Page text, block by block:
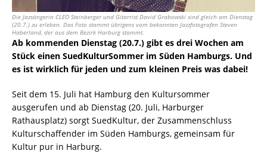
Die Jazsängerin CLEO Steinberger und Gitarrist David Grabowski sind gleich am Dienstag
(20.7.) zu erleben. Das Foto stammt übrigens vom bekannten Jazzfotografen Steven
Haberland, der aus dem Bezirk Harburg stammt.
Ab kommenden Dienstag (20.7.) gibt es drei Wochen am
Stück einen SuedKulturSommer im Süden Hamburgs. Und
es ist wirklich für jeden und zum kleinen Preis was dabei!
Seit dem 15. Juli hat Hamburg den Kultursommer
ausgerufen und ab Dienstag (20. Juli, Harburger
Rathausplatz) sorgt SuedKultur, der Zusammenschluss
Kulturschaffender im Süden Hamburgs, gemeinsam für
Kultur pur in Harburg.